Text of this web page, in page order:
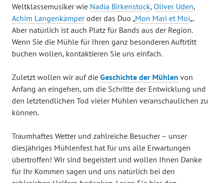
Weltklassemusiker wie Nadia Birkenstock, Oliver Uden,
Achim Langenkämperoder das Duo „Mon Mari et Moi„.
Aber natürlich ist auch Platz für Bands aus der Region.
Wenn Sie die Mühle für Ihren ganz besonderen Auftrtitt
buchen wollen, kontaktieren Sie uns einfach.
Zuletzt wollen wir auf die Geschichte der Mühlen von
Anfang an eingehen, um die Schritte der Entwicklung und
den letztendlichen Tod vieler Mühlen veranschaulichen zu
können.
Traumhaftes Wetter und zahlreiche Besucher – unser
diesjähriges Mühlenfest hat für uns alle Erwartungen
übertroffen! Wir sind begeistert und wollen Ihnen Danke
für Ihr Kommen sagen und uns natürlich bei den